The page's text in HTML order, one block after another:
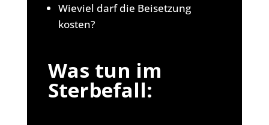
Wieviel darf die Beisetzung
kosten?
Was tun im
Sterbefall: